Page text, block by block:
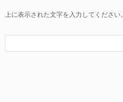
上に表示された文字を入力してください。